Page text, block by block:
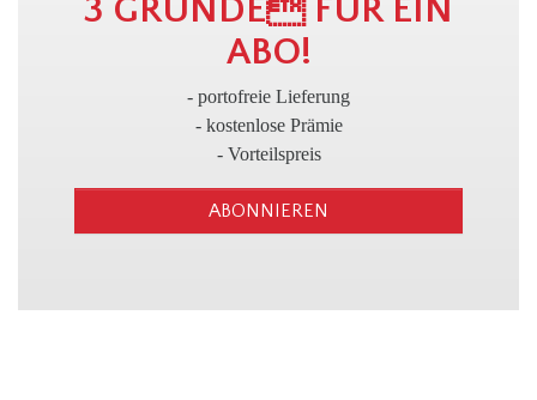
3
3 GRÜNDE FÜR EIN
ABO!
- portofreie Lieferung
- kostenlose Prämie
- Vorteilspreis
ABONNIEREN